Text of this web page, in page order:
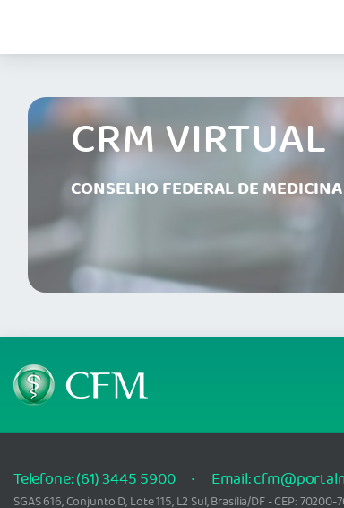
CRM VIRTUAL
CONSELHO FEDERAL DE MEDICINA
Telefone: (61) 3445 5900 Email:
SGAS 616, Conjunto D, Lote 115, L2 Sul, Brasília/DF - CEP: